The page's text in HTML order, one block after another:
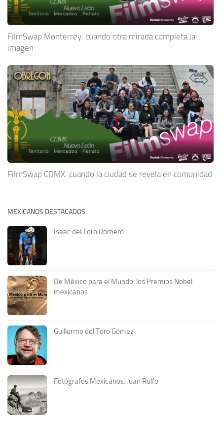
FilmSwap Monterrey: cuando otra mirada completa la
imagen
FilmSwap CDMX: cuando la ciudad se revela en comunidad
MEXICANOS DESTACADOS
Isaac del Toro Romero
De México para el Mundo: los Premios Nobel
mexicanos
Guillermo del Toro Gómez
Fotógrafos Mexicanos: Juan Rulfo